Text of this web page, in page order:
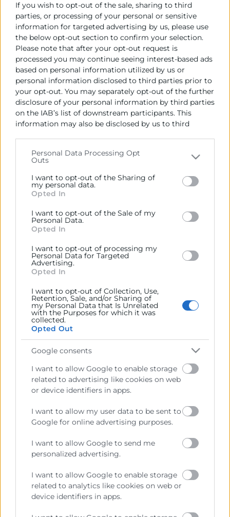
If you wish to opt-out of the sale, sharing to third
parties, or processing of your personal or sensitive
information for targeted advertising by us, please use
the below opt-out section to confirm your selection.
Please note that after your opt-out request is
processed you may continue seeing interest-based ads
based on personal information utilized by us or
personal information disclosed to third parties prior to
your opt-out. You may separately opt-out of the further
disclosure of your personal information by third parties
on the IAB’s list of downstream participants. This
information may also be disclosed by us to third
Please note that this website/app uses one or more
Google services and may gather and store information
including but not limited to your visit or usage
behaviour. You may click to grant or deny consent to
below specified purposes in below Google consent
section.
Personal Data Processing Opt
Outs
I want to opt-out of the Sharing of
my personal data.
Opted In
I want to opt-out of the Sale of my
Personal Data.
Opted In
I want to opt-out of processing my
Personal Data for Targeted
Advertising.
Opted In
I want to opt-out of Collection, Use,
Retention, Sale, and/or Sharing of
my Personal Data that Is Unrelated
with the Purposes for which it was
collected.
Opted Out
Google consents
I want to allow Google to enable storage
related to advertising like cookies on web
or device identifiers in apps.
I want to allow my user data to be sent to
Google for online advertising purposes.
I want to allow Google to send me
personalized advertising.
I want to allow Google to enable storage
related to analytics like cookies on web or
device identifiers in apps.
Plazo en el que debe procederse a la
formalización del contrato:
15 días hábiles desde la notificación de la
adjudicación
Cámara València es una corporación de derecho público,
Prestar servicios a las empresas.
generales del comercio, la industria y la navegación.
previstas en la Ley, o que puedan encomendar y
delegar las Administraciones Públicas.
Contacto
Sobre la Cámara
Perfil del contratante
Transparencia
Precio mesa citricos
Enlaces de Interés
Canal de Denuncia